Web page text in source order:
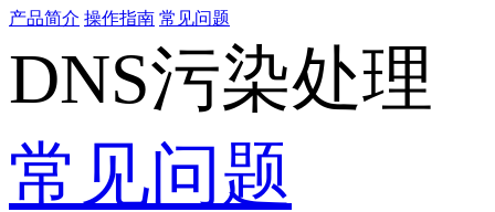
产品简介 操作指南 常见问题
DNS污染处理
常见问题